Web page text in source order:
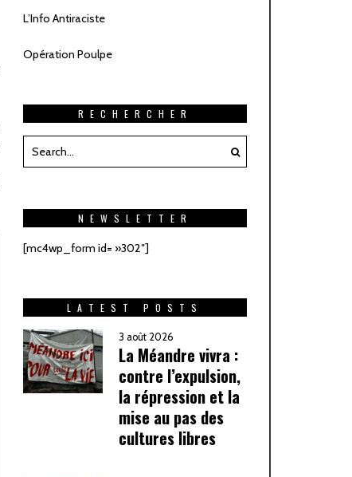
L’Info Antiraciste
Opération Poulpe
RECHERCHER
NEWSLETTER
[mc4wp_form id= »302″]
LATEST POSTS
3 août 2026
La Méandre vivra :
contre l’expulsion,
la répression et la
mise au pas des
cultures libres